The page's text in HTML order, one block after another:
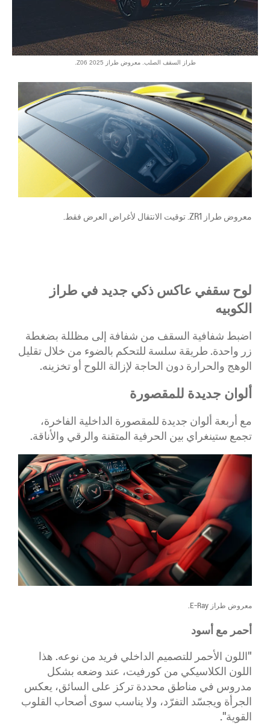
طراز السقف الصلب. معروض طراز Z06 2025.
معروض طراز ZR1. توقيت الانتقال لأغراض العرض فقط.
لوح سقفي عاكس ذكي جديد في طراز
الكوبيه
اضبط شفافية السقف من شفافة إلى مظللة بضغطة
زر واحدة. طريقة سلسة للتحكم بالضوء من خلال تقليل
الوهج والحرارة دون الحاجة لإزالة اللوح أو تخزينه.
ألوان جديدة للمقصورة
​مع أربعة ألوان جديدة للمقصورة الداخلية الفاخرة،
تجمع ستينغراي بين الحرفية المتقنة والرقي والأناقة.
معروض طراز E-Ray.
أحمر مع أسود
"اللون الأحمر للتصميم الداخلي فريد من نوعه. هذا
اللون الكلاسيكي من كورفيت، عند وضعه بشكل
مدروس في مناطق محددة تركز على السائق، يعكس
الجرأة ويجسّد التفرّد، ولا يناسب سوى أصحاب القلوب
القوية".